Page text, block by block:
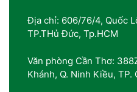
Địa chỉ: 606/76/4, Quốc
TP.THủ Đức, Tp.HCM
Văn phòng Cần Thơ:
Khánh, Q. Ninh Kiều, TP.